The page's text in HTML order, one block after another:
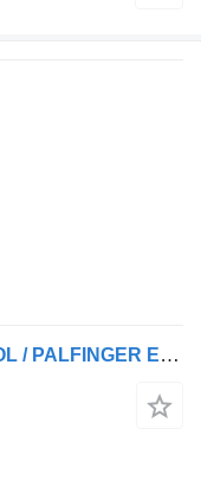
Volvo FH4-500 / VEB+ / I-PARKCOOL / PALFINGER EPSILON E75Z / 20METER /